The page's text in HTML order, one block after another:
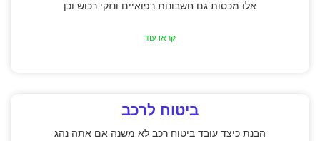
אלו מכסות גם חשבונות רפואיים ונזקי רכוש וכן
קראו עוד
ביטוח לרכב
הבנת כיצד עובד ביטוח רכב לא משנה אם אתה נהג